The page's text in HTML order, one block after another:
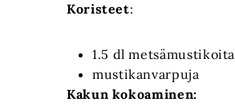
Koristeet:
1.5 dl metsämustikoita
mustikanvarpuja
Kakun kokoaminen: